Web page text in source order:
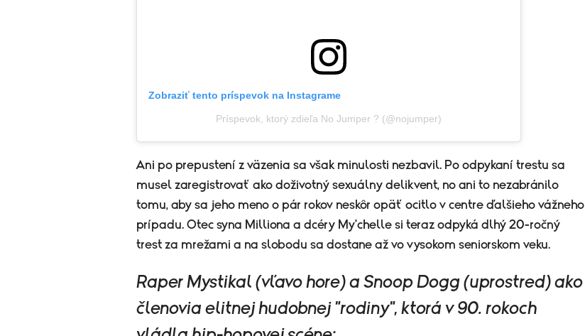
Zobraziť tento príspevok na Instagrame
Príspevok, ktorý zdieľa No Jumper ? (@nojumper)
Ani po prepustení z väzenia sa však minulosti nezbavil. Po odpykaní trestu sa
musel zaregistrovať ako doživotný sexuálny delikvent, no ani to nezabránilo
tomu, aby sa jeho meno o pár rokov neskôr opäť ocitlo v centre ďalšieho vážneho
prípadu. Otec syna Milliona a dcéry My'chelle si teraz odpyká dlhý 20-ročný
trest za mrežami a na slobodu sa dostane až vo vysokom seniorskom veku.
Raper Mystikal (vľavo hore) a Snoop Dogg (uprostred) ako
členovia elitnej hudobnej "rodiny", ktorá v 90. rokoch